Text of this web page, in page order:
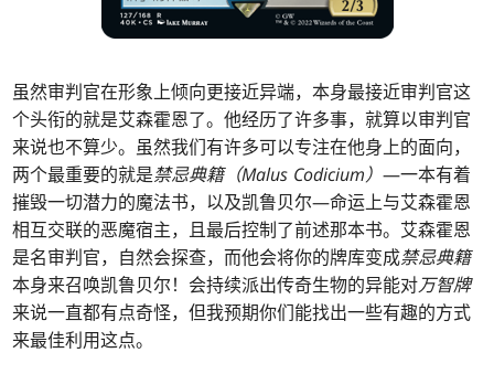
虽然审判官在形象上倾向更接近异端，本身最接近审判官这
个头衔的就是艾森霍恩了。他经历了许多事，就算以审判官
来说也不算少。虽然我们有许多可以专注在他身上的面向，
两个最重要的就是禁忌典籍（Malus Codicium）—一本有着
摧毁一切潜力的魔法书，以及凯鲁贝尔—命运上与艾森霍恩
相互交联的恶魔宿主，且最后控制了前述那本书。艾森霍恩
是名审判官，自然会探查，而他会将你的牌库变成禁忌典籍
本身来召唤凯鲁贝尔！会持续派出传奇生物的异能对万智牌
来说一直都有点奇怪，但我预期你们能找出一些有趣的方式
来最佳利用这点。